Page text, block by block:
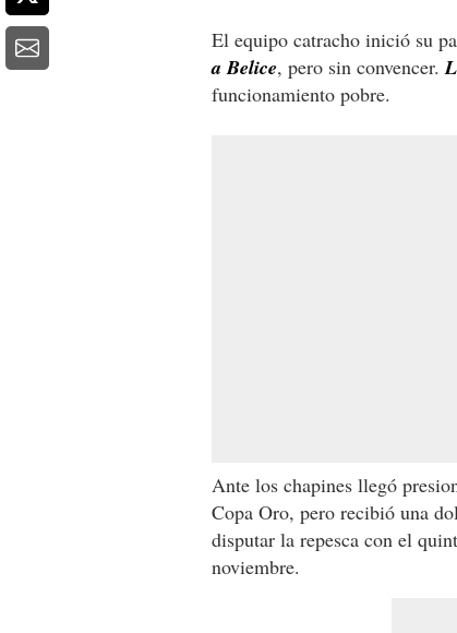
El equipo catracho inició su
a Belice, pero sin convencer.
funcionamiento pobre.
Ante los chapines llegó
Copa Oro, pero recibió una
disputar la repesca con el
noviembre.